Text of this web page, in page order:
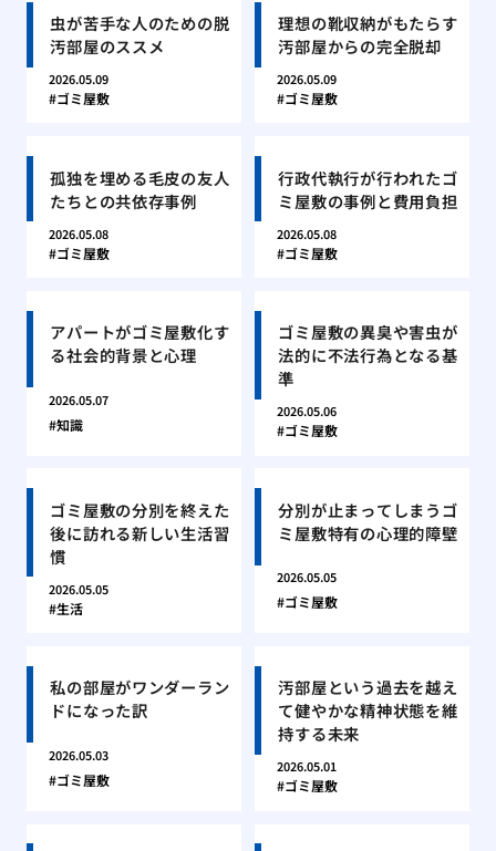
虫が苦手な人のための脱
汚部屋のススメ
2026.05.09
ゴミ屋敷
理想の靴収納がもたらす
汚部屋からの完全脱却
2026.05.09
ゴミ屋敷
孤独を埋める毛皮の友人
たちとの共依存事例
2026.05.08
ゴミ屋敷
行政代執行が行われたゴ
ミ屋敷の事例と費用負担
2026.05.08
ゴミ屋敷
アパートがゴミ屋敷化す
る社会的背景と心理
2026.05.07
知識
ゴミ屋敷の異臭や害虫が
法的に不法行為となる基
準
2026.05.06
ゴミ屋敷
ゴミ屋敷の分別を終えた
後に訪れる新しい生活習
慣
2026.05.05
生活
分別が止まってしまうゴ
ミ屋敷特有の心理的障壁
2026.05.05
ゴミ屋敷
私の部屋がワンダーラン
ドになった訳
2026.05.03
ゴミ屋敷
汚部屋という過去を越え
て健やかな精神状態を維
持する未来
2026.05.01
ゴミ屋敷